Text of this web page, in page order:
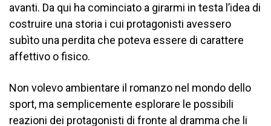
avanti. Da qui ha cominciato a girarmi in testa l’idea di
costruire una storia i cui protagonisti avessero
subìto una perdita che poteva essere di carattere
affettivo o fisico.
Non volevo ambientare il romanzo nel mondo dello
sport, ma semplicemente esplorare le possibili
reazioni dei protagonisti di fronte al dramma che li